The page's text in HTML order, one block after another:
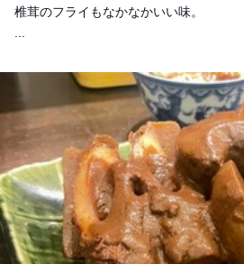
椎茸のフライもなかなかいい味。
...